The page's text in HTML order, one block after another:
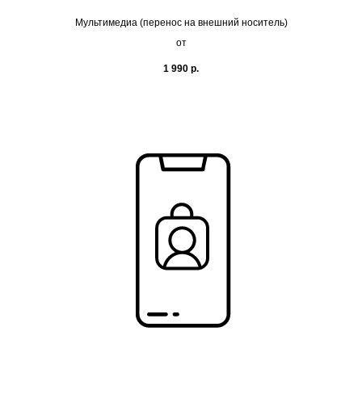
Мультимедиа (перенос на внешний носитель)
от
1 990 р.